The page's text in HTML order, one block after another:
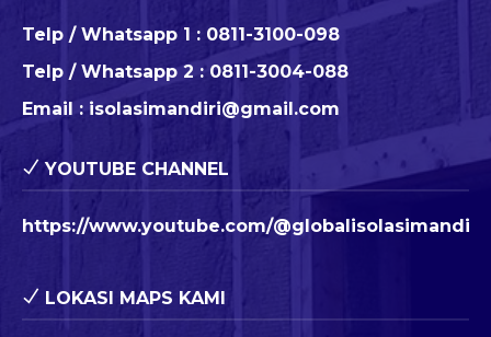
Telp / Whatsapp 1 : 0811-3100-098
Telp / Whatsapp 2 : 0811-3004-088
Email : isolasimandiri@gmail.com
YOUTUBE CHANNEL
https://www.youtube.com/@globalisolasimandiri
LOKASI MAPS KAMI